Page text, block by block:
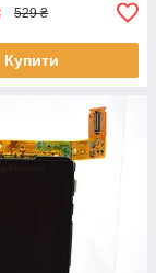
529 ₴
Купити